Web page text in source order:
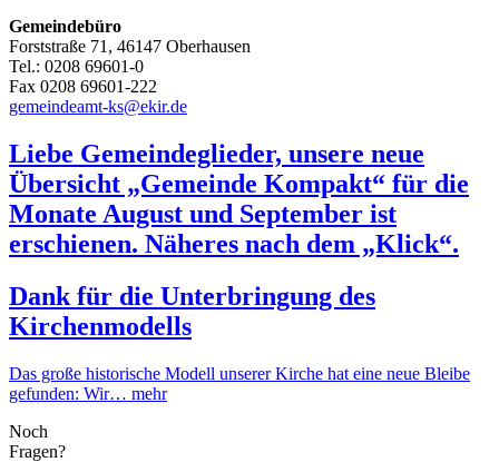
Gemeindebüro
Forststraße 71, 46147 Oberhausen
Tel.: 0208 69601-0
Fax 0208 69601-222
gemeindeamt-ks@ekir.de
Liebe Gemeindeglieder, unsere neue
Übersicht „Gemeinde Kompakt“ für die
Monate August und September ist
erschienen. Näheres nach dem „Klick“.
Dank für die Unterbringung des
Kirchenmodells
Das große historische Modell unserer Kirche hat eine neue Bleibe
gefunden: Wir… mehr
Noch
Fragen?